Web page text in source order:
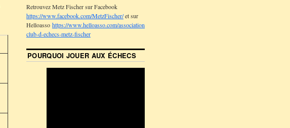
Retrouvez Metz Fischer sur Facebook
https://www.facebook.com/MetzFischer/et sur
Helloasso https://www.helloasso.com/associations/association-
club-d-echecs-metz-fischer
POURQUOI JOUER AUX ÉCHECS